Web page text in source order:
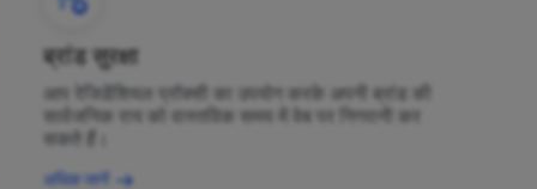
ब्रांड सुरक्षा
आप रेजिडेंशियल प्रॉक्सी का उपयोग करके अपनी ब्रांड की
सार्वजनिक राय को वास्तविक समय में वेब पर निगरानी कर
सकते हैं।
अधिक जानें